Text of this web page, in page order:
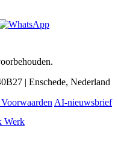
| Enschede, Nederland
AI-nieuwsbrief
Werk